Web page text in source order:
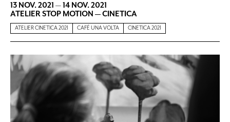
13 NOV. 2021 —14 NOV. 2021
ATELIER STOP MOTION — CINETICA
ATELIER CINETICA 2021 CAFÉ UNA VOLTA CINETICA 2021